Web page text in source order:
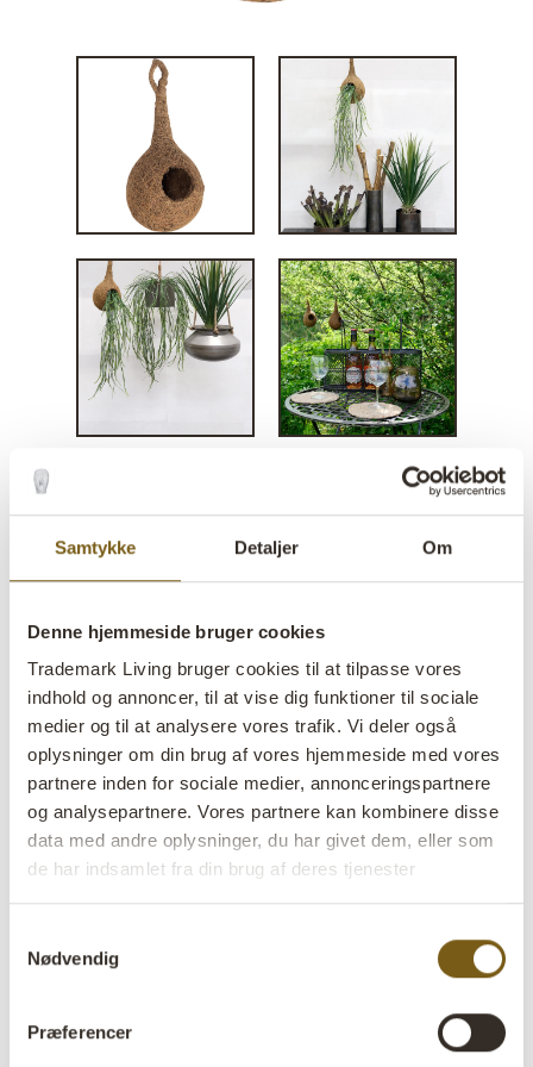
Samtykke Detaljer Om
Denne hjemmeside bruger cookies
Trademark Living bruger cookies til at tilpasse vores
indhold og annoncer, til at vise dig funktioner til sociale
medier og til at analysere vores trafik. Vi deler også
oplysninger om din brug af vores hjemmeside med vores
partnere inden for sociale medier, annonceringspartnere
og analysepartnere. Vores partnere kan kombinere disse
data med andre oplysninger, du har givet dem, eller som
de har indsamlet fra din brug af deres tjenester
Nødvendig
Præferencer
Pip planteophæng
lens På lager
Varenr: M16675
VIGTIGT hvert produkt er unik i farve og finish